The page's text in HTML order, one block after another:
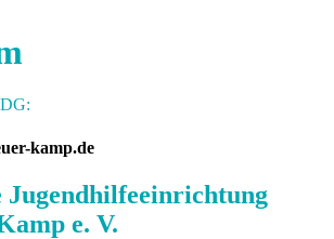
kamp.de
Jugendhilfeeinrichtung
e. V.